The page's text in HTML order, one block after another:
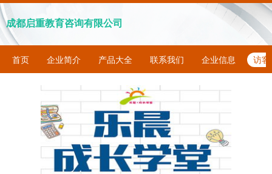
成都启重教育咨询有限公司
首页 企业简介 产品大全 联系我们 企业信息 访客